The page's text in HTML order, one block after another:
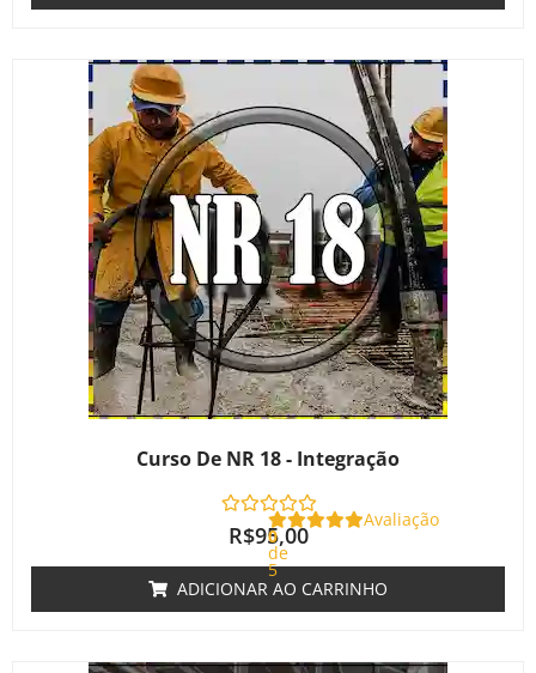
Curso De NR 18 - Integração
Avaliação
0
de
5
R$95,00
ADICIONAR AO CARRINHO